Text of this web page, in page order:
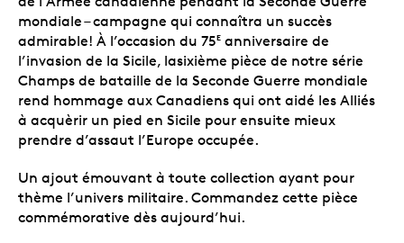
mondiale – campagne qui connaîtra un succès
admirable! À l’occasion du 75E anniversaire de
l’invasion de la Sicile, lasixième pièce de notre série
Champs de bataille de la Seconde Guerre mondiale
rend hommage aux Canadiens qui ont aidé les Alliés
à acquèrir un pied en Sicile pour ensuite mieux
prendre d’assaut l’Europe occupée.
Un ajout émouvant à toute collection ayant pour
thème l’univers militaire. Commandez cette pièce
commémorative dès aujourd’hui.